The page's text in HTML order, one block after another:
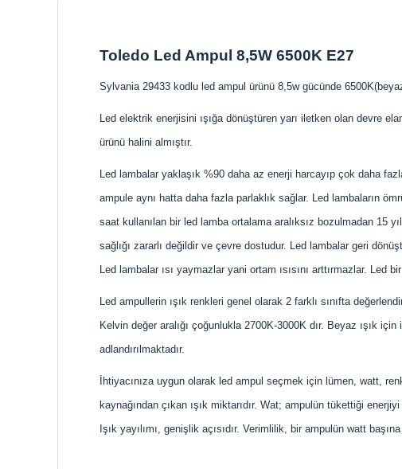
Toledo Led Ampul 8,5W 6500K E27
Sylvania 29433 kodlu led ampul ürünü 8,5w gücünde
Led elektrik enerjisini ışığa dönüştüren yarı iletken olan devre
ürünü halini almıştır.
Led lambalar yaklaşık %90 daha az enerji harcayıp çok daha
ampule aynı hatta daha fazla parlaklık sağlar. Led lambaların
saat kullanılan bir led lamba ortalama aralıksız bozulmadan 15
sağlığı zararlı değildir ve çevre dostudur. Led lambalar geri
Led lambalar ısı yaymazlar yani ortam ısısını arttırmazlar.
Led ampullerin ışık renkleri genel olarak 2 farklı sınıfta
Kelvin değer aralığı çoğunlukla 2700K-3000K dır. Beyaz ışık
adlandırılmaktadır.
İhtiyacınıza uygun olarak led ampul seçmek için lümen, watt,
kaynağından çıkan ışık miktarıdır. Wat; ampulün tükettiği
Işık yayılımı, genişlik açısıdır. Verimlilik, bir ampulün watt